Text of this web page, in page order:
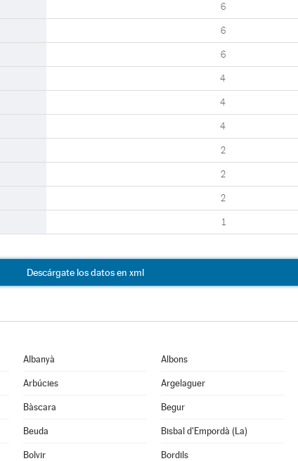
6
6
6
4
4
4
2
2
2
1
Descárgate los datos en xml
Albanyà Albons
Arbúcies Argelaguer
Bàscara Begur
Beuda Bisbal d'Empordà (La)
Bolvir Bordils